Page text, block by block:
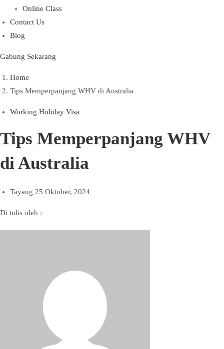
Online Class
Contact Us
Blog
Gabung Sekarang
Home
Tips Memperpanjang WHV di Australia
Working Holiday Visa
Tips Memperpanjang WHV
di Australia
Tayang 25 Oktober, 2024
Di tulis oleh :